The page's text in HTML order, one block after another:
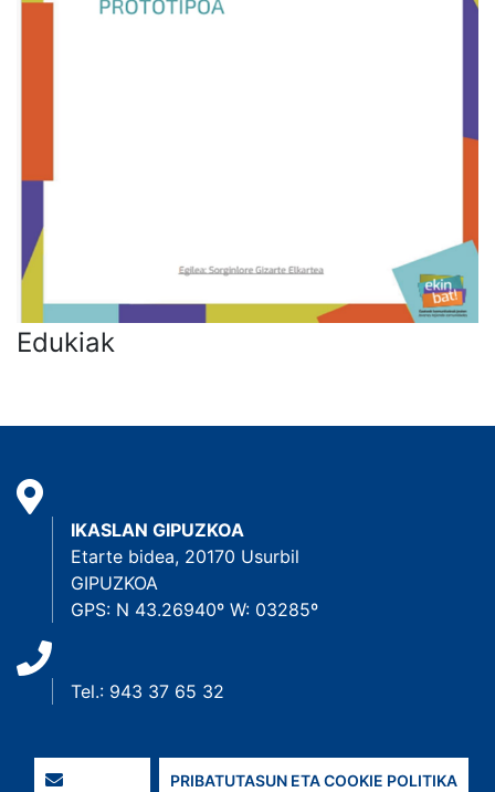
Edukiak
IKASLAN GIPUZKOA
Etarte bidea, 20170 Usurbil
GIPUZKOA
GPS: N 43.26940º W: 03285º
Tel.: 943 37 65 32
PRIBATUTASUN ETA COOKIE POLITIKA